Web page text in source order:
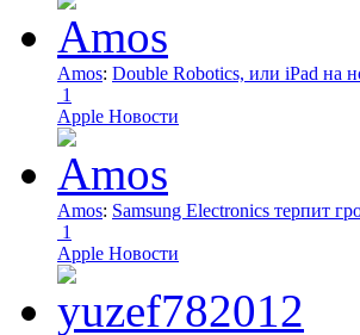
Amos: Double Robotics, или iPad на
1
Apple Новости
Amos: Samsung Electronics терпит
1
Apple Новости